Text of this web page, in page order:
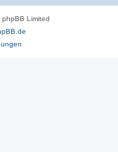
Limited